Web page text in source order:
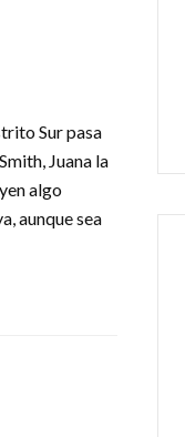
Sur pasa
Juana la
algo
aunque sea